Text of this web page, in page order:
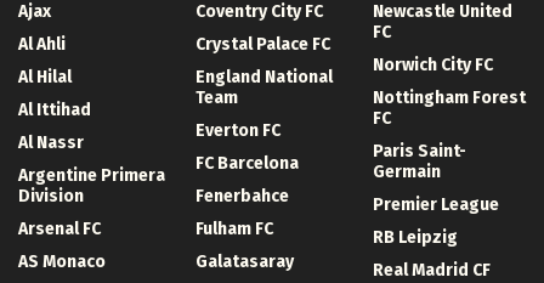
Ajax
Al Ahli
Al Hilal
Al Ittihad
Al Nassr
Argentine Primera
Division
Arsenal FC
AS Monaco
Coventry City FC
Crystal Palace FC
England National
Team
Everton FC
FC Barcelona
Fenerbahce
Fulham FC
Galatasaray
Newcastle United
FC
Norwich City FC
Nottingham Forest
FC
Paris Saint-
Germain
Premier League
RB Leipzig
Real Madrid CF